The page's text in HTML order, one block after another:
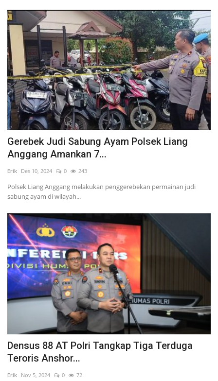
Gerebek Judi Sabung Ayam Polsek Liang
Anggang Amankan 7...
Erik Des 10, 2024 0 243
Polsek Liang Anggang melakukan penggerebekan permainan judi
sabung ayam di wilayah...
Densus 88 AT Polri Tangkap Tiga Terduga
Teroris Anshor...
Erik Nov 5, 2024 0 72